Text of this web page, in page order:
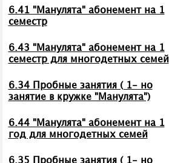
6.41 "Манулята" абонемент на 1
семестр
6.43 "Манулята" абонемент на 1
семестр для многодетных семей
6.34 Пробные занятия ( 1- но
занятие в кружке "Манулята")
6.44 "Манулята" абонемент на 1
год для многодетных семей
6.35 Пробные занятия ( 1- но